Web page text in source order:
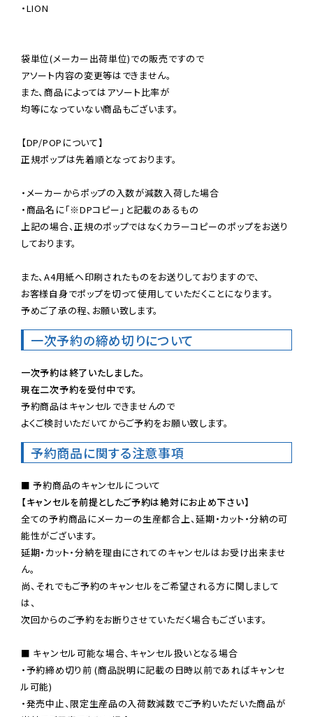
・LION
袋単位(メーカー出荷単位)での販売ですので
アソート内容の変更等はできません。
また、商品によってはアソート比率が
均等になっていない商品もございます。
【DP/POPについて】
正規ポップは先着順となっております。
・メーカーからポップの入数が減数入荷した場合
・商品名に「※DPコピー」と記載のあるもの
上記の場合、正規のポップではなくカラーコピーのポップをお送り
しております。
また、A4用紙へ印刷されたものをお送りしておりますので、
お客様自身でポップを切って使用していただくことになります。
予めご了承の程、お願い致します。
一次予約の締め切りについて
一次予約は終了いたしました。
現在二次予約を受付中です。
予約商品はキャンセルできませんので
よくご検討いただいてからご予約をお願い致します。
予約商品に関する注意事項
【キャンセルを前提としたご予約は絶対にお止め下さい】
全ての予約商品にメーカーの生産都合上、延期・カット・分納の可
能性がございます。
延期・カット・分納を理由にされてのキャンセルはお受け出来ませ
ん。
尚、それでもご予約のキャンセルをご希望される方に関しまして
は、
次回からのご予約をお断りさせていただく場合もございます。
■ キャンセル可能な場合、キャンセル扱いとなる場合
・予約締め切り前 (商品説明に記載の日時以前であればキャンセ
ル可能)
・発売中止、限定生産品の入荷数減数でご予約いただいた商品が